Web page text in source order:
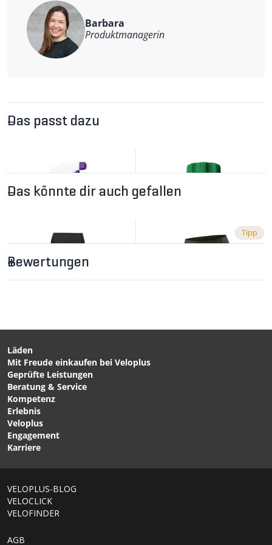
Weitere Informationen
Material: 89 % Polyester, 11% Polyamid / 100%
Polytetrafluorethylen / 100% Polyamid
Barbara
Produktmanagerin
Das passt dazu
von NIKWAX
Das könnte dir auch gefallen
CHF 219.00
LUPRA GTX Damen-
Regenhose Black von
GORE WEAR
Tipp
CHF 109.00
Bewertungen
Läden
Mit Freude einkaufen bei Veloplus
Geprüfte Leistungen
Beratung & Service
Kompetenz
Erlebnis
Veloplus
Engagement
Karriere
VELOPLUS-BLOG
VELOCLICK
VELOFINDER
AGB